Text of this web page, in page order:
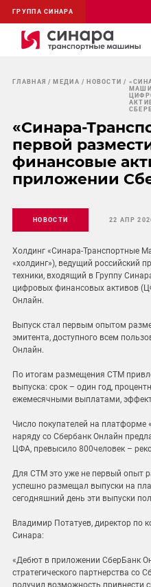
ГРУППА СИНАРА
ГЛАВНАЯ МЕДИА НОВОСТИ
«Синара-
первой
финансовые
приложении
НОВОСТИ 22 АПР
Холдинг «Синара-Транспортные
«холдинг»), ведущий российский
техники, входящий в Группу
цифровых финансовых активов
Онлайн.
Выпуск стал первым опытом
эмитента, доступного всем
Онлайн.
По итогам размещения СТМ
выпуска: срок – один год,
ежемесячными выплатами,
Число покупателей на
наряду со Сбербанк Онлайн
ЦФА, превысило 800человек –
Для СТМ это уже не первый опыт
успешно размещал выпуски на
сегодняшний день эти выпуски
Владимир Потатуев, директор
Синара:
«Дебют в приложении СберБанк
стратегического партнерства
получил возможность привнести